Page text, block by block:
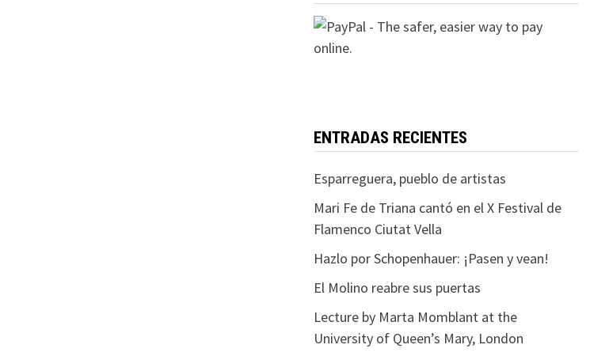
ENTRADAS RECIENTES
Esparreguera, pueblo de artistas
Mari Fe de Triana cantó en el X Festival de
Flamenco Ciutat Vella
Hazlo por Schopenhauer: ¡Pasen y vean!
El Molino reabre sus puertas
Lecture by Marta Momblant at the
University of Queen’s Mary, London